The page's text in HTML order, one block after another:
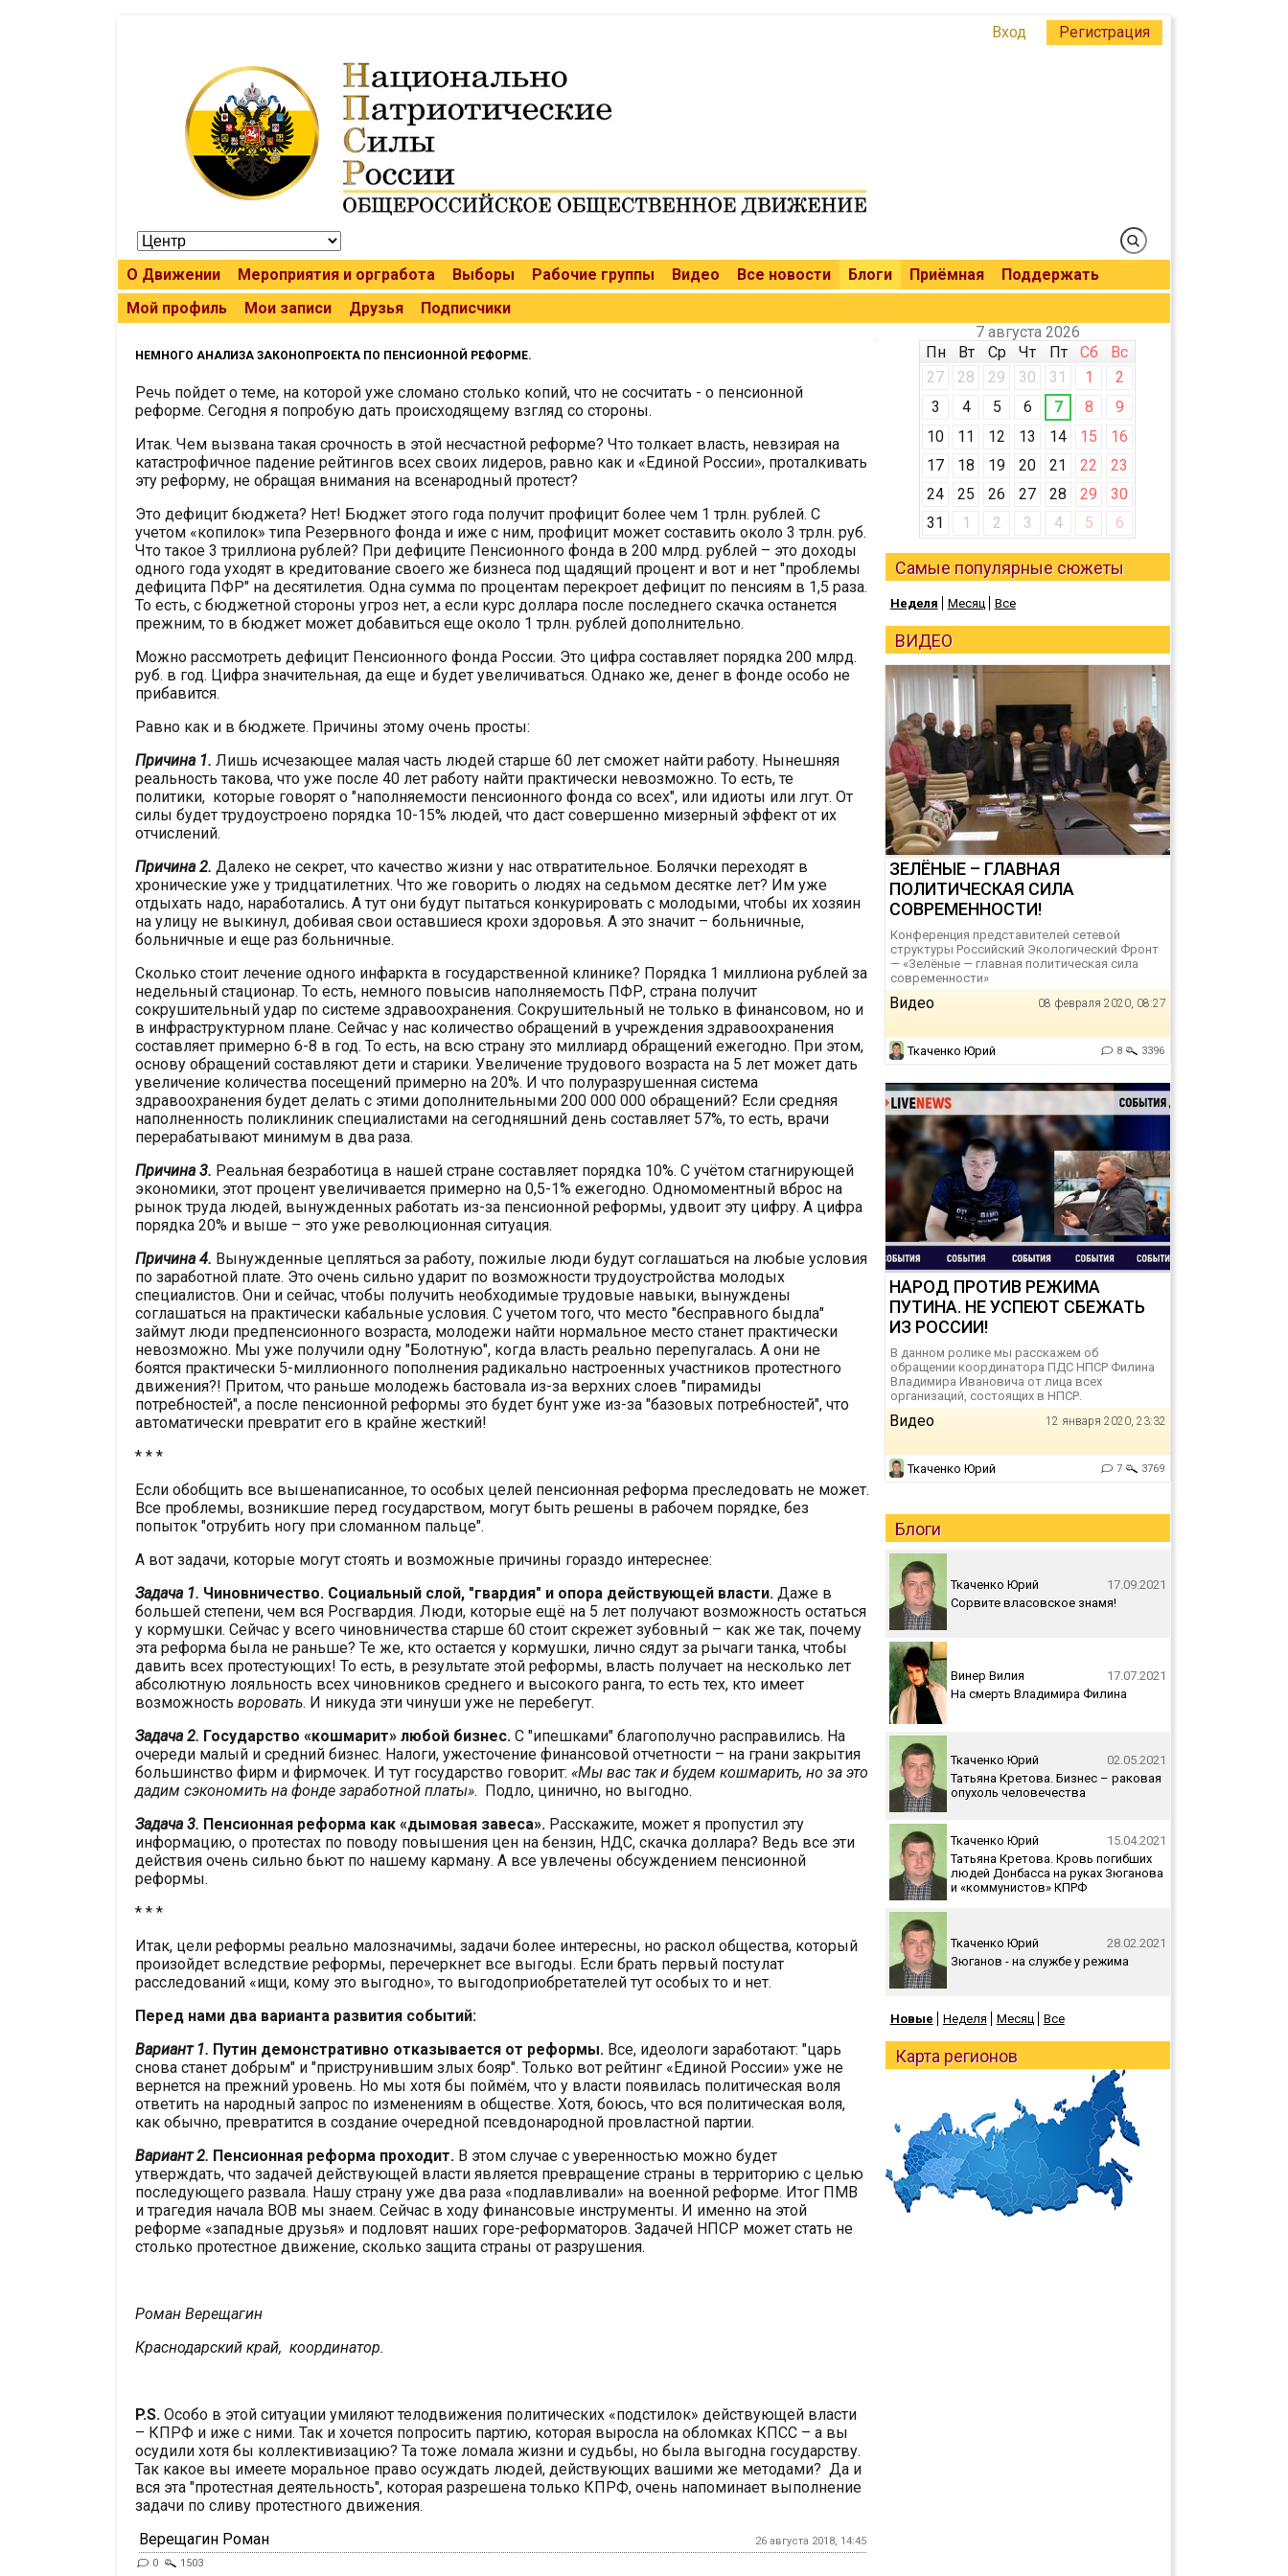
Вход Регистрация
О Движении Мероприятия и оргработа Выборы Рабочие группы Видео Все новости Блоги Приёмная
Поддержать
Мой профиль
Мои записи Друзья Подписчики
НЕМНОГО АНАЛИЗА ЗАКОНОПРОЕКТА ПО ПЕНСИОННОЙ РЕФОРМЕ.
Речь пойдет о теме, на которой уже сломано столько копий, что не сосчитать - о пенсионной
реформе. Сегодня я попробую дать происходящему взгляд со стороны.
Итак. Чем вызвана такая срочность в этой несчастной реформе? Что толкает власть, невзирая на
катастрофичное падение рейтингов всех своих лидеров, равно как и «Единой России», проталкивать
эту реформу, не обращая внимания на всенародный протест?
Это дефицит бюджета? Нет! Бюджет этого года получит профицит более чем 1 трлн. рублей. С
учетом «копилок» типа Резервного фонда и иже с ним, профицит может составить около 3 трлн. руб.
Что такое 3 триллиона рублей? При дефиците Пенсионного фонда в 200 млрд. рублей – это доходы
одного года уходят в кредитование своего же бизнеса под щадящий процент и вот и нет "проблемы
дефицита ПФР" на десятилетия. Одна сумма по процентам перекроет дефицит по пенсиям в 1,5 раза.
То есть, с бюджетной стороны угроз нет, а если курс доллара после последнего скачка останется
прежним, то в бюджет может добавиться еще около 1 трлн. рублей дополнительно.
Можно рассмотреть дефицит Пенсионного фонда России. Это цифра составляет порядка 200 млрд.
руб. в год. Цифра значительная, да еще и будет увеличиваться. Однако же, денег в фонде особо не
прибавится.
Равно как и в бюджете. Причины этому очень просты:
Причина 1. Лишь исчезающее малая часть людей старше 60 лет сможет найти работу. Нынешняя
реальность такова, что уже после 40 лет работу найти практически невозможно. То есть, те
политики, которые говорят о "наполняемости пенсионного фонда со всех", или идиоты или лгут. От
силы будет трудоустроено порядка 10-15% людей, что даст совершенно мизерный эффект от их
отчислений.
Причина 2. Далеко не секрет, что качество жизни у нас отвратительное. Болячки переходят в
хронические уже у тридцатилетних. Что же говорить о людях на седьмом десятке лет? Им уже
отдыхать надо, наработались. А тут они будут пытаться конкурировать с молодыми, чтобы их хозяин
на улицу не выкинул, добивая свои оставшиеся крохи здоровья. А это значит – больничные,
больничные и еще раз больничные.
Сколько стоит лечение одного инфаркта в государственной клинике? Порядка 1 миллиона рублей за
недельный стационар. То есть, немного повысив наполняемость ПФР, страна получит
сокрушительный удар по системе здравоохранения. Сокрушительный не только в финансовом, но и
в инфраструктурном плане. Сейчас у нас количество обращений в учреждения здравоохранения
составляет примерно 6-8 в год. То есть, на всю страну это миллиард обращений ежегодно. При этом,
основу обращений составляют дети и старики. Увеличение трудового возраста на 5 лет может дать
увеличение количества посещений примерно на 20%. И что полуразрушенная система
здравоохранения будет делать с этими дополнительными 200 000 000 обращений? Если средняя
наполненность поликлиник специалистами на сегодняшний день составляет 57%, то есть, врачи
перерабатывают минимум в два раза.
Причина 3. Реальная безработица в нашей стране составляет порядка 10%. С учётом стагнирующей
экономики, этот процент увеличивается примерно на 0,5-1% ежегодно. Одномоментный вброс на
рынок труда людей, вынужденных работать из-за пенсионной реформы, удвоит эту цифру. А цифра
порядка 20% и выше – это уже революционная ситуация.
Причина 4. Вынужденные цепляться за работу, пожилые люди будут соглашаться на любые условия
по заработной плате. Это очень сильно ударит по возможности трудоустройства молодых
специалистов. Они и сейчас, чтобы получить необходимые трудовые навыки, вынуждены
соглашаться на практически кабальные условия. С учетом того, что место "бесправного быдла"
займут люди предпенсионного возраста, молодежи найти нормальное место станет практически
невозможно. Мы уже получили одну "Болотную", когда власть реально перепугалась. А они не
боятся практически 5-миллионного пополнения радикально настроенных участников протестного
движения?! Притом, что раньше молодежь бастовала из-за верхних слоев "пирамиды
потребностей", а после пенсионной реформы это будет бунт уже из-за "базовых потребностей", что
автоматически превратит его в крайне жесткий!
* * *
Если обобщить все вышенаписанное, то особых целей пенсионная реформа преследовать не может.
Все проблемы, возникшие перед государством, могут быть решены в рабочем порядке, без
попыток "отрубить ногу при сломанном пальце".
А вот задачи, которые могут стоять и возможные причины гораздо интереснее:
Задача 1. Чиновничество. Социальный слой, "гвардия" и опора действующей власти. Даже в
большей степени, чем вся Росгвардия. Люди, которые ещё на 5 лет получают возможность остаться
у кормушки. Сейчас у всего чиновничества старше 60 стоит скрежет зубовный – как же так, почему
эта реформа была не раньше? Те же, кто остается у кормушки, лично сядут за рычаги танка, чтобы
давить всех протестующих! То есть, в результате этой реформы, власть получает на несколько лет
абсолютную лояльность всех чиновников среднего и высокого ранга, то есть тех, кто имеет
возможность воровать. И никуда эти чинуши уже не перебегут.
Задача 2. Государство «кошмарит» любой бизнес. С "ипешками" благополучно расправились. На
очереди малый и средний бизнес. Налоги, ужесточение финансовой отчетности – на грани закрытия
большинство фирм и фирмочек. И тут государство говорит: «Мы вас так и будем кошмарить, но за это
дадим сэкономить на фонде заработной платы». Подло, цинично, но выгодно.
Задача 3. Пенсионная реформа как «дымовая завеса». Расскажите, может я пропустил эту
информацию, о протестах по поводу повышения цен на бензин, НДС, скачка доллара? Ведь все эти
действия очень сильно бьют по нашему карману. А все увлечены обсуждением пенсионной
реформы.
* * *
Итак, цели реформы реально малозначимы, задачи более интересны, но раскол общества, который
произойдет вследствие реформы, перечеркнет все выгоды. Если брать первый постулат
расследований «ищи, кому это выгодно», то выгодоприобретателей тут особых то и нет.
Перед нами два варианта развития событий:
Вариант 1. Путин демонстративно отказывается от реформы. Все, идеологи заработают: "царь
снова станет добрым" и "приструнившим злых бояр". Только вот рейтинг «Единой России» уже не
вернется на прежний уровень. Но мы хотя бы поймём, что у власти появилась политическая воля
ответить на народный запрос по изменениям в обществе. Хотя, боюсь, что вся политическая воля,
как обычно, превратится в создание очередной псевдонародной провластной партии.
Вариант 2. Пенсионная реформа проходит. В этом случае с уверенностью можно будет
утверждать, что задачей действующей власти является превращение страны в территорию с целью
последующего развала. Нашу страну уже два раза «подлавливали» на военной реформе. Итог ПМВ
и трагедия начала ВОВ мы знаем. Сейчас в ходу финансовые инструменты. И именно на этой
реформе «западные друзья» и подловят наших горе-реформаторов. Задачей НПСР может стать не
столько протестное движение, сколько защита страны от разрушения.
Роман Верещагин
Краснодарский край, координатор.
P.S. Особо в этой ситуации умиляют телодвижения политических «подстилок» действующей власти
– КПРФ и иже с ними. Так и хочется попросить партию, которая выросла на обломках КПСС – а вы
осудили хотя бы коллективизацию? Та тоже ломала жизни и судьбы, но была выгодна государству.
Так какое вы имеете моральное право осуждать людей, действующих вашими же методами? Да и
вся эта "протестная деятельность", которая разрешена только КПРФ, очень напоминает выполнение
задачи по сливу протестного движения.
Верещагин Роман
26 августа 2018, 14:45
0
1503
7 августа 2026
Пн
Вт Ср Чт Пт Сб
Вс
27
28 29 30 31 1
2
3
4 5 6 7 8
9
10
11 12 13 14 15
16
17
18 19 20 21 22
23
24
25 26 27 28 29
30
31
1 2 3 4 5 6
Самые популярные сюжеты
Неделя Месяц Все
ВИДЕО
ЗЕЛЁНЫЕ – ГЛАВНАЯ
ПОЛИТИЧЕСКАЯ СИЛА
СОВРЕМЕННОСТИ!
Конференция представителей сетевой
структуры Российский Экологический Фронт
— «Зелёные — главная политическая сила
современности»
Видео 08 февраля 2020, 08:27
Ткаченко Юрий 8 3396
НАРОД ПРОТИВ РЕЖИМА
ПУТИНА. НЕ УСПЕЮТ СБЕЖАТЬ
ИЗ РОССИИ!
В данном ролике мы расскажем об
обращении координатора ПДС НПСР Филина
Владимира Ивановича от лица всех
организаций, состоящих в НПСР.
Видео 12 января 2020, 23:32
Ткаченко Юрий 7 3769
Блоги
Ткаченко Юрий
17.09.2021
Сорвите власовское знамя!
Винер Вилия
17.07.2021
На смерть Владимира Филина
Ткаченко Юрий
02.05.2021
Татьяна Кретова. Бизнес – раковая
опухоль человечества
Ткаченко Юрий
15.04.2021
Татьяна Кретова. Кровь погибших
людей Донбасса на руках Зюганова
и «коммунистов» КПРФ
Ткаченко Юрий
28.02.2021
Зюганов - на службе у режима
Новые Неделя Месяц Все
Карта регионов